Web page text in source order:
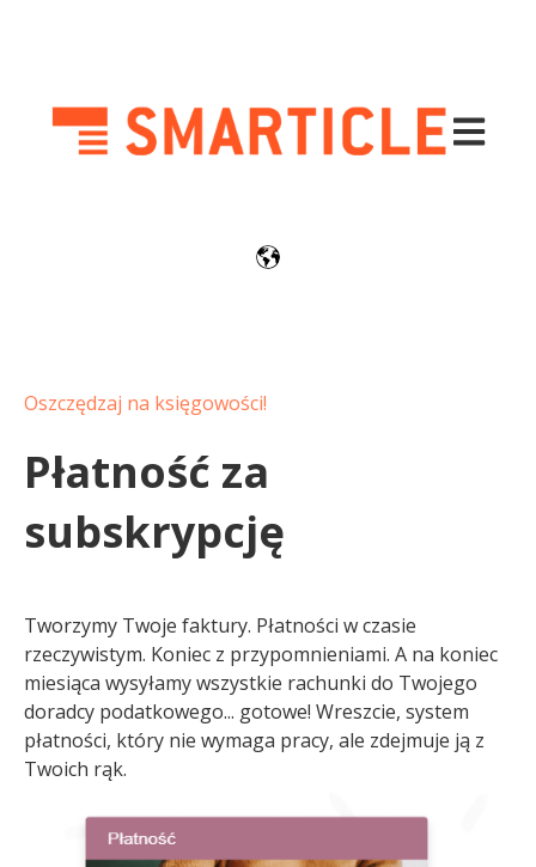
Otwórz
Oszczędzaj na księgowości!
Płatność za
subskrypcję
Tworzymy Twoje faktury. Płatności w czasie
rzeczywistym. Koniec z przypomnieniami. A na koniec
miesiąca wysyłamy wszystkie rachunki do Twojego
doradcy podatkowego... gotowe! Wreszcie, system
płatności, który nie wymaga pracy, ale zdejmuje ją z
Twoich rąk.